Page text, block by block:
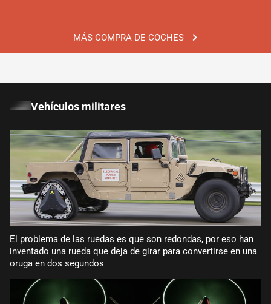
MÁS COMPRA DE COCHES
Vehículos militares
El problema de las ruedas es que son redondas, por eso han
inventado una rueda que deja de girar para convertirse en una
oruga en dos segundos